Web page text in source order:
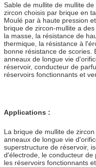
Sable de mullite de mullite
zircon choisis par brique en
Moulé par à haute pression
brique de zircon-mullite a
la masse, la résistance de
thermique, la résistance à
bonne résistance de scories.
anneaux de longue vie
réservoir, conducteur de
réservoirs fonctionnants et
Applications :
La brique de mullite de
anneaux de longue vie
superstructure de réservoir,
d'électrode, le conducteur
les réservoirs fonctionnants